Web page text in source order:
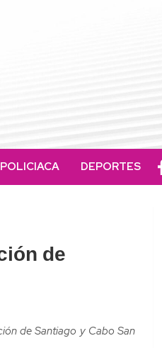
POLICIACA DEPORTES
de
de Santiago y Cabo San